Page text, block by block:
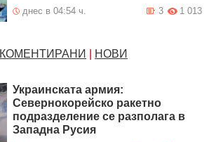
днес в 04:54 ч. 1 013
3
КОМЕНТИРАНИ НОВИ
Украинската армия:
Севернокорейско ракетно
подразделение се разполага в
Западна Русия